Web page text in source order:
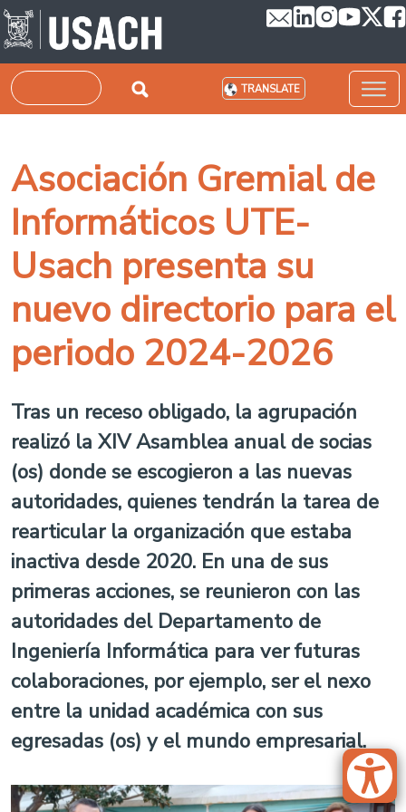
Skip to main content
Search TRANSLATE
Asociación Gremial de
Informáticos UTE-
Usach presenta su
nuevo directorio para el
periodo 2024-2026
Tras un receso obligado, la agrupación
realizó la XIV Asamblea anual de socias
(os) donde se escogieron a las nuevas
autoridades, quienes tendrán la tarea de
rearticular la organización que estaba
inactiva desde 2020. En una de sus
primeras acciones, se reunieron con las
autoridades del Departamento de
Ingeniería Informática para ver futuras
colaboraciones, por ejemplo, ser el nexo
entre la unidad académica con sus
egresadas (os) y el mundo empresarial.